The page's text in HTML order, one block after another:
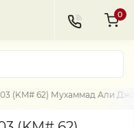
0
(KM# 62) Мухаммад Али